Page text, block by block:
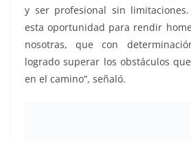
y ser profesional sin
esta oportunidad para rendir
nosotras, que con
logrado superar los obstáculos
en el camino”, señaló.